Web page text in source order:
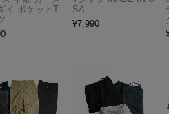
イ ポケットT
SA
¥7,990